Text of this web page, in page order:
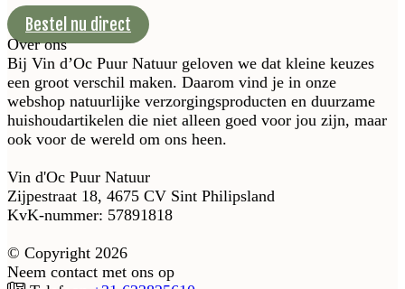
Bestel nu direct
Over ons
Bij Vin d’Oc Puur Natuur geloven we dat kleine keuzes
een groot verschil maken. Daarom vind je in onze
webshop natuurlijke verzorgingsproducten en duurzame
huishoudartikelen die niet alleen goed voor jou zijn, maar
ook voor de wereld om ons heen.
Vin d'Oc Puur Natuur
Zijpestraat 18, 4675 CV Sint Philipsland
KvK-nummer: 57891818
© Copyright 2026
Neem contact met ons op